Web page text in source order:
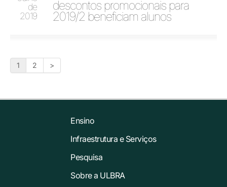
de
2019
descontos promocionais para
2019/2 beneficiam alunos
1 2 >
Ensino
Infraestrutura e Serviços
Pesquisa
Sobre a ULBRA